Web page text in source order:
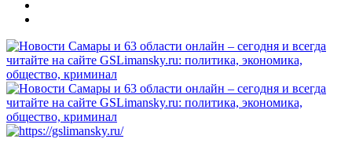
Меню